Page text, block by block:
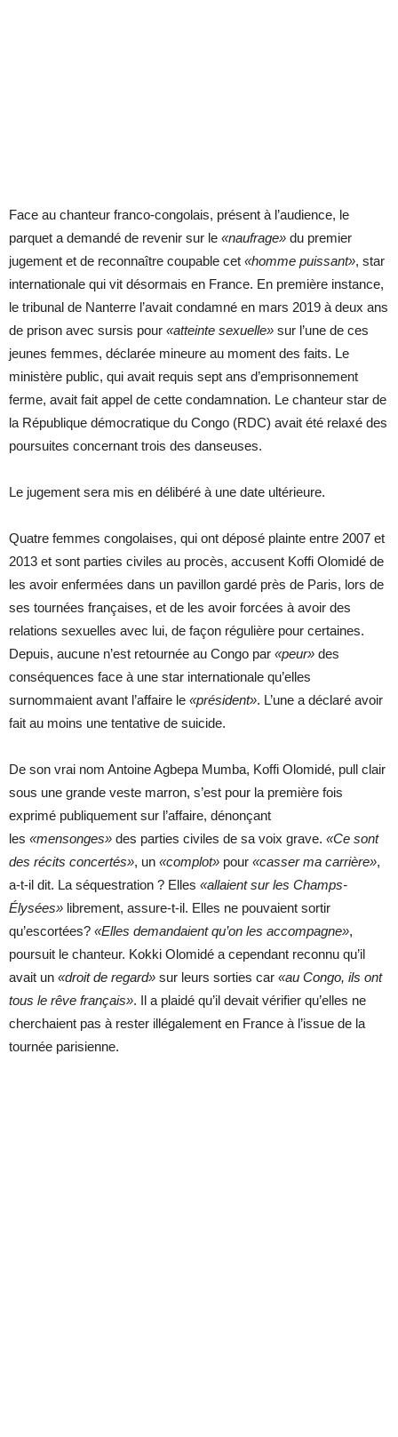
Face au chanteur franco-congolais, présent à l’audience, le
parquet a demandé de revenir sur le «naufrage» du premier
jugement et de reconnaître coupable cet «homme puissant», star
internationale qui vit désormais en France. En première instance,
le tribunal de Nanterre l’avait condamné en mars 2019 à deux ans
de prison avec sursis pour «atteinte sexuelle» sur l’une de ces
jeunes femmes, déclarée mineure au moment des faits. Le
ministère public, qui avait requis sept ans d’emprisonnement
ferme, avait fait appel de cette condamnation. Le chanteur star de
la République démocratique du Congo (RDC) avait été relaxé des
poursuites concernant trois des danseuses.
Le jugement sera mis en délibéré à une date ultérieure.
Quatre femmes congolaises, qui ont déposé plainte entre 2007 et
2013 et sont parties civiles au procès, accusent Koffi Olomidé de
les avoir enfermées dans un pavillon gardé près de Paris, lors de
ses tournées françaises, et de les avoir forcées à avoir des
relations sexuelles avec lui, de façon régulière pour certaines.
Depuis, aucune n’est retournée au Congo par «peur» des
conséquences face à une star internationale qu’elles
surnommaient avant l’affaire le «président». L’une a déclaré avoir
fait au moins une tentative de suicide.
De son vrai nom Antoine Agbepa Mumba, Koffi Olomidé, pull clair
sous une grande veste marron, s’est pour la première fois
exprimé publiquement sur l’affaire, dénonçant
les «mensonges» des parties civiles de sa voix grave. «Ce sont
des récits concertés», un «complot» pour «casser ma carrière»,
a-t-il dit. La séquestration ? Elles «allaient sur les Champs-
Élysées» librement, assure-t-il. Elles ne pouvaient sortir
qu’escortées? «Elles demandaient qu’on les accompagne»,
poursuit le chanteur. Kokki Olomidé a cependant reconnu qu’il
avait un «droit de regard» sur leurs sorties car «au Congo, ils ont
tous le rêve français». Il a plaidé qu’il devait vérifier qu’elles ne
cherchaient pas à rester illégalement en France à l’issue de la
tournée parisienne.